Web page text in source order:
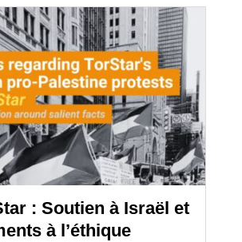
: Soutien à Israël et
à l’éthique